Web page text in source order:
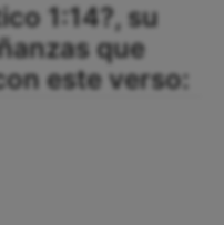
1:14?, su
que
este verso: